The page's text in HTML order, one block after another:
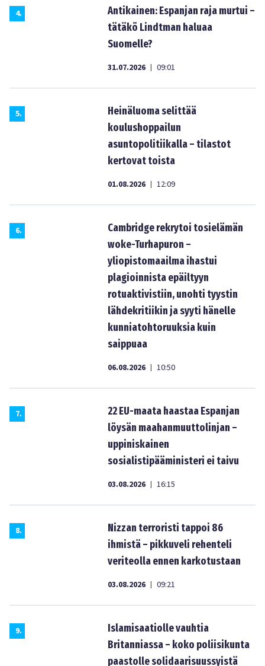
4.
Antikainen: Espanjan raja murtui –
tätäkö Lindtman haluaa
Suomelle?
31.07.2026 | 09:01
5.
Heinäluoma selittää
koulushoppailun
asuntopolitiikalla – tilastot
kertovat toista
01.08.2026 | 12:09
6.
Cambridge rekrytoi tosielämän
woke-Turhapuron –
yliopistomaailma ihastui
plagioinnista epäiltyyn
rotuaktivistiin, unohti tyystin
lähdekritiikin ja syyti hänelle
kunniatohtoruuksia kuin
saippuaa
06.08.2026 | 10:50
7.
22 EU-maata haastaa Espanjan
löysän maahanmuuttolinjan –
uppiniskainen
sosialistipääministeri ei taivu
03.08.2026 | 16:15
8.
Nizzan terroristi tappoi 86
ihmistä – pikkuveli rehenteli
veriteolla ennen karkotustaan
03.08.2026 | 09:21
9.
Islamisaatiolle vauhtia
Britanniassa – koko poliisikunta
paastolle solidaarisuussyistä